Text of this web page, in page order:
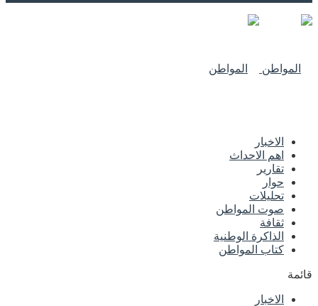
الاخبار
اهم الاحداث
تقارير
حوار
تحليلات
صوت المواطن
ثقافة
الذاكرة الوطنية
كتاب المواطن
قائمة
الاخبار